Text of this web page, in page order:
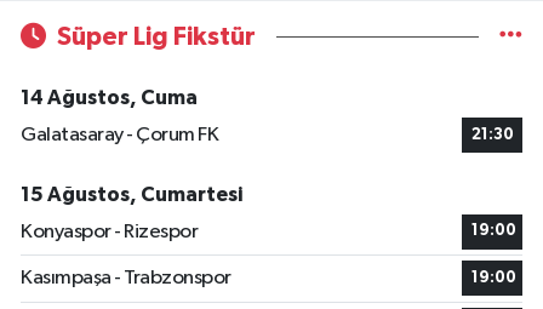
Süper Lig Fikstür
14 Ağustos, Cuma
Galatasaray - Çorum FK
21:30
15 Ağustos, Cumartesi
Konyaspor - Rizespor
19:00
Kasımpaşa - Trabzonspor 19:00